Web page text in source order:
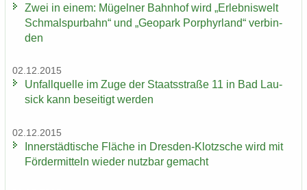
Zwei in einem: Mü­gel­ner Bahn­hof wird „Er­leb­nis­welt
Schmal­spur­bahn“ und „Geo­park Por­phyr­land“ ver­bin­
den
02.12.2015
Un­fall­quel­le im Zuge der Staats­stra­ße 11 in Bad Lau­
sick kann be­sei­tigt wer­den
02.12.2015
In­ner­städ­ti­sche Flä­che in Dresden-​Klotzsche wird mit
För­der­mit­teln wie­der nutz­bar ge­macht